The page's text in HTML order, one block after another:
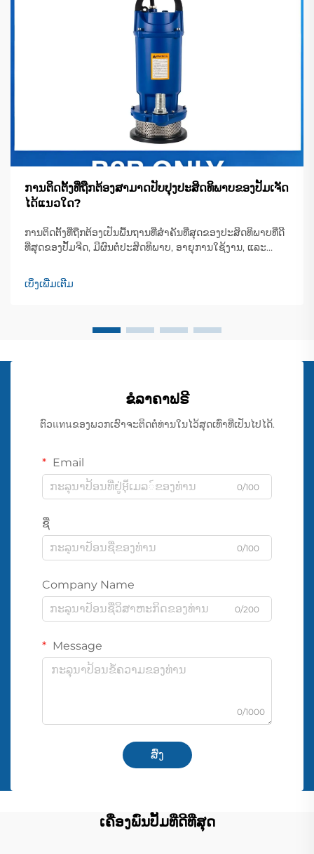
ການຕິດຕັ້ງທີ່ຖືກຕ້ອງສາມາດປັບປຸງປະສິດທິພາບຂອງປັ້ມເຈັດ
ໄດ້ແນວໃດ?
ການຕິດຕັ້ງທີ່ຖືກຕ້ອງເປັນພື້ນຖານທີ່ສຳຄັນທີ່ສຸດຂອງປະສິດທິພາບທີ່ດີ
ທີ່ສຸດຂອງປັ້ມຈີດ, ມີຜົນຕໍ່ປະສິດທິພາບ, ອາຍຸການໃຊ້ງານ, ແລະ
ບໍ່ພຽງແຕ່ຈະສະຫຼຸບການໄຫຼຂອງນ້ຳຢ່າງຕໍ່ເນື່ອງເທົ່ານັ້ນ, ແຕ່ຍັງຫຼຸດ
ຜ່ອນການໃຊ້ພະລັງງານ...
ເບິ່ງເພີ່ມເຕີມ
ຂໍລາຄາຟຣີ
ຕົວแทนຂອງພວກເຮົາຈະຕິດຕໍ່ທ່ານໃນໄວ້ສຸດເທົ່າທີ່ເປັນໄປໄດ້.
Email
0/100
ຊື່
0/100
Company Name
0/200
Message
0/1000
ສົ່ງ
ເຄື່ອງພົ່ນປັ້ມທີ່ດີທີ່ສຸດ